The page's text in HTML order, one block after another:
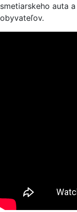
smetiarskeho auta
obyvateľov.